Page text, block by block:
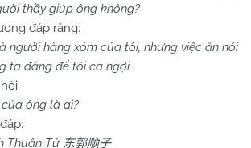
thầy giúp ông không?
đáp rằng:
người hàng xóm của tôi, nhưng việc ăn nói
ta đáng để tôi ca ngợi.
ông là ai?
Thuận Tử 东郭顺子